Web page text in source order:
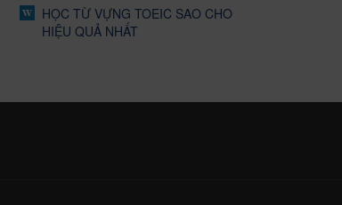
HỌC TỪ VỰNG TOEIC SAO CHO
HIỆU QUẢ NHẤT